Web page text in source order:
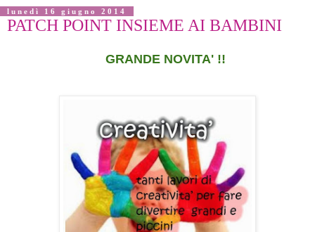
lunedì 16 giugno 2014
PATCH POINT INSIEME AI BAMBINI
GRANDE NOVITA' !!